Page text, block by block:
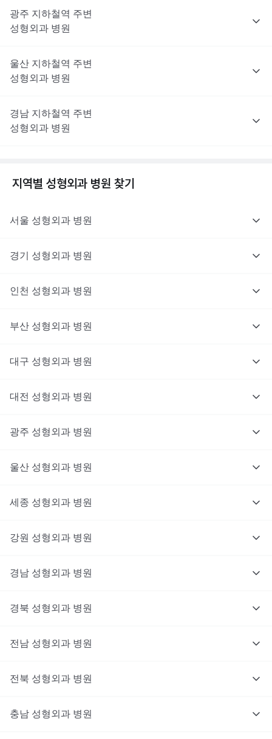
광주 지하철역 주변
성형외과 병원
울산 지하철역 주변
성형외과 병원
경남 지하철역 주변
성형외과 병원
지역별 성형외과 병원 찾기
서울 성형외과 병원
경기 성형외과 병원
인천 성형외과 병원
부산 성형외과 병원
대구 성형외과 병원
대전 성형외과 병원
광주 성형외과 병원
울산 성형외과 병원
세종 성형외과 병원
강원 성형외과 병원
경남 성형외과 병원
경북 성형외과 병원
전남 성형외과 병원
전북 성형외과 병원
충남 성형외과 병원
대기없이 진료를 받고 싶으신가요?